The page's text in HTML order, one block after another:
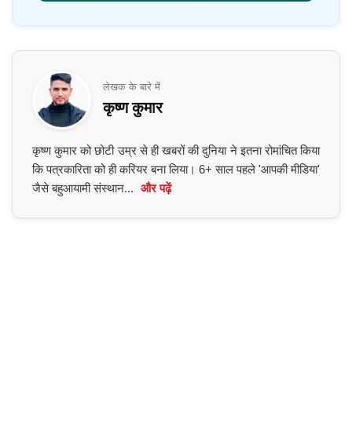
लेखक के बारे में
कृष्ण कुमार
कृष्ण कुमार को छोटी उम्र से ही खबरों की दुनिया ने इतना रोमांचित किया
कि पत्रकारिता को ही करियर बना लिया। 6+ साल पहले 'आपकी मीडिया'
जैसे बहुआयामी संस्थान... और पढ़ें